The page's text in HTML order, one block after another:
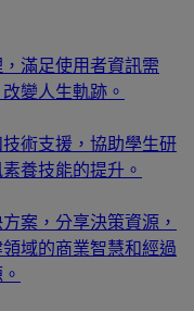
滿足使用者資訊需
變人生軌跡。
術支援，協助學生研
養技能的提升。
案，分享決策資源，
域的商業智慧和經過